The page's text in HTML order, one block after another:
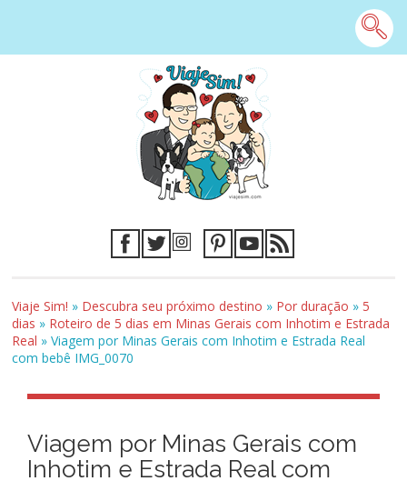
Viaje Sim! » Descubra seu próximo destino » Por duração »5
dias » Roteiro de 5 dias em Minas Gerais com Inhotim e Estrada
Real »Viagem por Minas Gerais com Inhotim e Estrada Real
com bebê IMG_0070
Viagem por Minas Gerais com
Inhotim e Estrada Real com